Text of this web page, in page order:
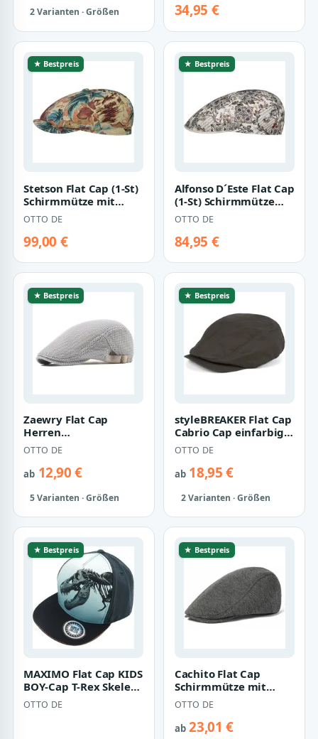
2 Varianten · Größen 34,95 €
★ Bestpreis
Stetson Flat Cap (1-St)
Schirmmütze mit
Schirm, Made in the
EU
OTTO DE
99,00 €
★ Bestpreis
Alfonso D´Este Flat Cap
(1-St) Schirmmütze
mit Schirm, Made in
Italy
OTTO DE
84,95 €
★ Bestpreis
Zaewry Flat Cap
Herren
Atmungsaktive Mesh-
Sommermütze
Verstellbare Sch…
OTTO DE
ab12,90 €
5 Varianten · Größen
★ Bestpreis
styleBREAKER Flat Cap
Cabrio Cap einfarbig
(1-St)
OTTO DE
ab18,95 €
2 Varianten · Größen
★ Bestpreis
MAXIMO Flat Cap KIDS
BOY-Cap T-Rex Skelett
snap-back Verschluß
(1-St)
OTTO DE
★ Bestpreis
Cachito Flat Cap
Schirmmütze mit
Schirm Schiebermütze
Barett Cap
OTTO DE
ab23,01 €